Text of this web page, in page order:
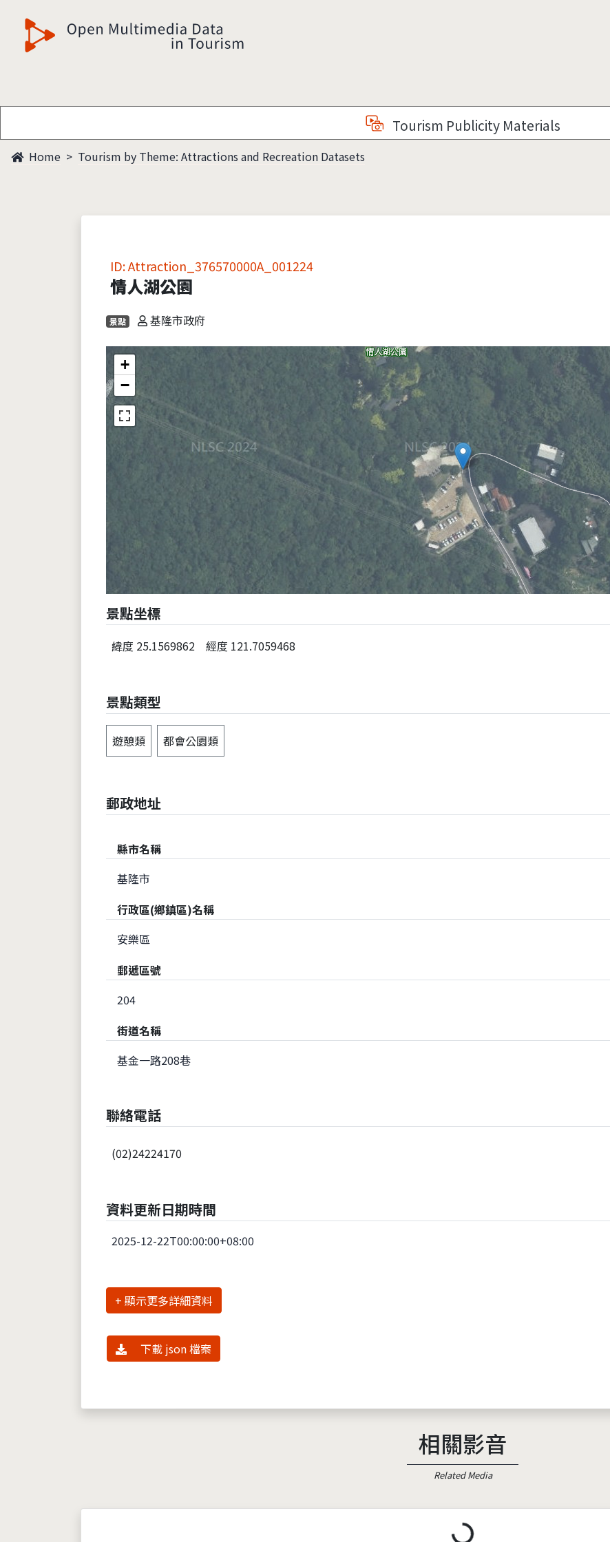
觀光多媒體開放資料
Tourism Publicity Materials
Home Tourism by Theme: Attractions and Recreation Datasets
ID: Attraction_376570000A_001224
情人湖公園
景點 基隆市政府
+
−
景點坐標
緯度 25.1569862 經度 121.7059468
景點類型
遊憩類 都會公園類
郵政地址
縣市名稱
基隆市
行政區(鄉鎮區)名稱
安樂區
郵遞區號
204
街道名稱
基金一路208巷
聯絡電話
(02)24224170
資料更新日期時間
2025-12-22T00:00:00+08:00
詳細資料
下載 json 檔案
相關影音
Related Media
Loading...